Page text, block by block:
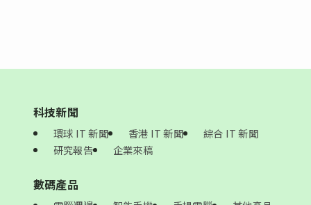
科技新聞
環球 IT 新聞 香港 IT 新聞
綜合 IT 新聞
研究報告
企業來稿
數碼產品